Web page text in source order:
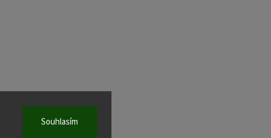
Souhlasím